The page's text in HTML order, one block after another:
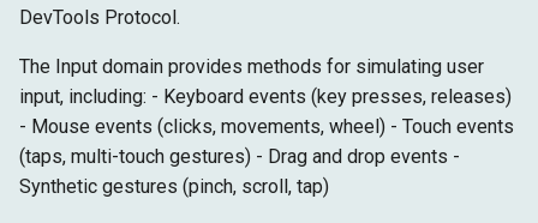
synthesize_pinch_gesture
synthesize_scroll_gesture
DevTools Protocol.
The Input domain provides methods for simulating user
input, including: - Keyboard events (key presses, releases)
- Mouse events (clicks, movements, wheel) - Touch events
(taps, multi-touch gestures) - Drag and drop events -
Synthetic gestures (pinch, scroll, tap)